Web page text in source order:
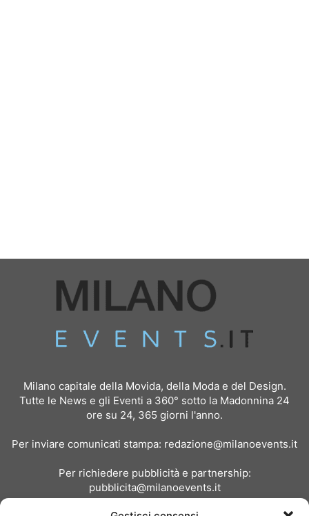
Milano capitale della Movida, della Moda e del Design.
Tutte le News e gli Eventi a 360° sotto la Madonnina 24
ore su 24, 365 giorni l'anno.
Per inviare comunicati stampa: redazione@milanoevents.it
Per richiedere pubblicità e partnership:
pubblicita@milanoevents.it